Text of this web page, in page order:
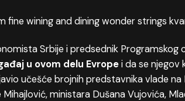
Srbije i predsednik
u ovom delu Evropei da se njegov
učešće brojnih predstavnika vlade
ministara Dušana Vujovića,